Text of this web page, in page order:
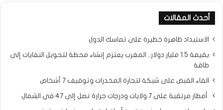
أحدث المقالات
الاستبداد ظاهرة خطيرة على تماسك الدول
بقيمة 1.5 مليار دولار.. المغرب يعتزم إنشاء محطة لتحويل النفايات إلى
طاقة
القاء القبض على شبكة لتجارة المخدرات وتوقيف 7 أشخاص
أمطار مرتقبة على 7 ولايات ودرجات حرارة تصل إلى 47 في الشمال